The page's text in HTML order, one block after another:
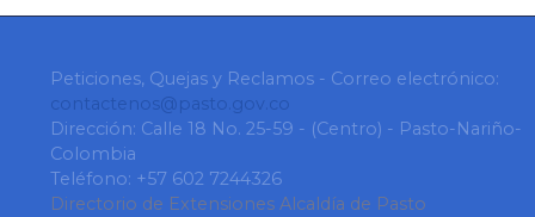
Peticiones, Quejas y Reclamos - Correo electrónico:
contactenos@pasto.gov.co
Dirección: Calle 18 No. 25-59 - (Centro) - Pasto-Nariño-
Colombia
Teléfono: +57 602 7244326
Directorio de Extensiones Alcaldía de Pasto